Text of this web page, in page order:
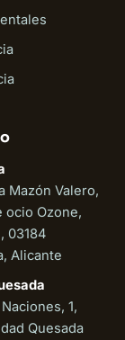
Mazón Valero,
ocio Ozone,
03184
Alicante
1,
Quesada